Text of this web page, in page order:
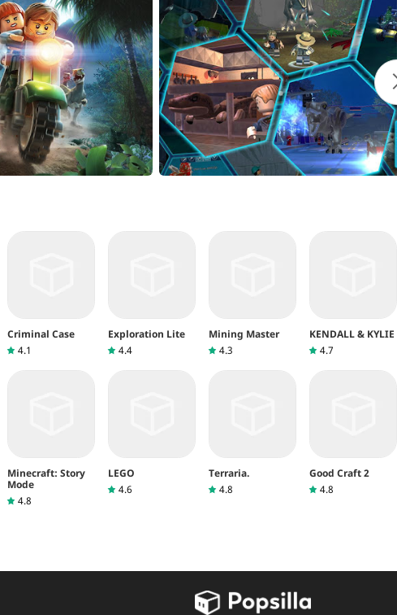
Criminal Case
4.1
Exploration Lite
4.4
Mining Master
4.3
KENDALL & KYLIE
4.7
Minecraft: Story
Mode
4.8
LEGO
4.6
Terraria.
4.8
Good Craft 2
4.8